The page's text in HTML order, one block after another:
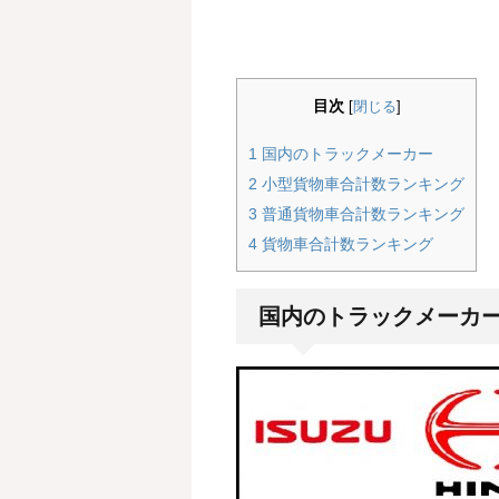
目次 閉じる
1 国内のトラックメーカー
2 小型貨物車合計数ランキング
3 普通貨物車合計数ランキング
4 貨物車合計数ランキング
国内のトラックメーカ